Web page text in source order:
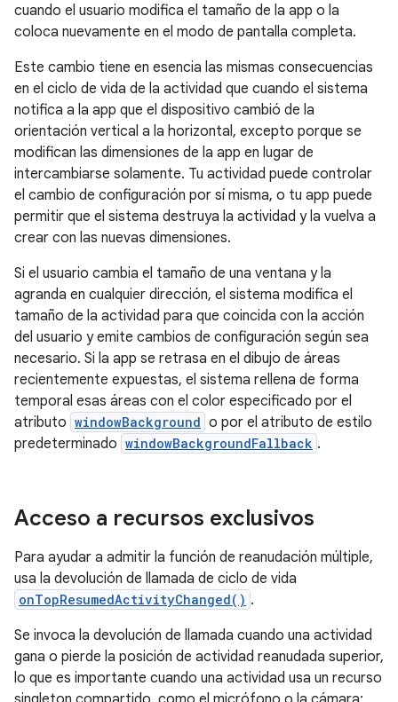
cuando el usuario modifica el tamaño de la app o la
coloca nuevamente en el modo de pantalla completa.
Este cambio tiene en esencia las mismas consecuencias
en el ciclo de vida de la actividad que cuando el sistema
notifica a la app que el dispositivo cambió de la
orientación vertical a la horizontal, excepto porque se
modifican las dimensiones de la app en lugar de
intercambiarse solamente. Tu actividad puede controlar
el cambio de configuración por sí misma, o tu app puede
permitir que el sistema destruya la actividad y la vuelva a
crear con las nuevas dimensiones.
Si el usuario cambia el tamaño de una ventana y la
agranda en cualquier dirección, el sistema modifica el
tamaño de la actividad para que coincida con la acción
del usuario y emite cambios de configuración según sea
necesario. Si la app se retrasa en el dibujo de áreas
recientemente expuestas, el sistema rellena de forma
temporal esas áreas con el color especificado por el
atributo windowBackground o por el atributo de estilo
predeterminado windowBackgroundFallback .
Acceso a recursos exclusivos
Para ayudar a admitir la función de reanudación múltiple,
usa la devolución de llamada de ciclo de vida
onTopResumedActivityChanged() .
Se invoca la devolución de llamada cuando una actividad
gana o pierde la posición de actividad reanudada superior,
lo que es importante cuando una actividad usa un recurso